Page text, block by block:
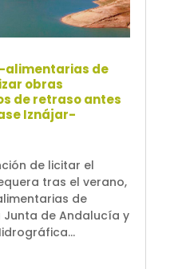
alimentarias de
obras
de retraso antes
Iznájar-
de licitar el
tras el verano,
de
de Andalucía y